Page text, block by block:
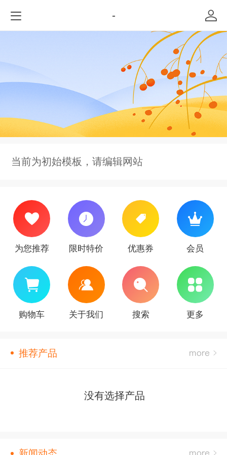
-
当前为初始模板，请编辑网站
为您推荐 限时特价 优惠券 会员
购物车 关于我们 搜索 更多
推荐产品
没有选择产品